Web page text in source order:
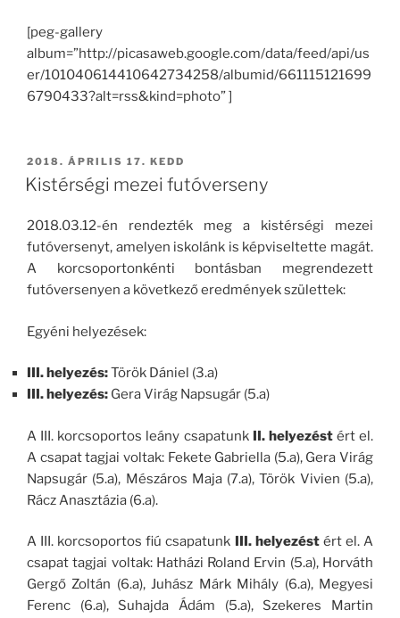
[peg-gallery
album=”http://picasaweb.google.com/data/feed/api/us
er/101040614410642734258/albumid/661115121699
6790433?alt=rss&kind=photo” ]
BEKÜLDVE:
2018. ÁPRILIS 17. KEDD
Kistérségi mezei futóverseny
2018.03.12-én rendezték meg a kistérségi mezei
futóversenyt, amelyen iskolánk is képviseltette magát.
A korcsoportonkénti bontásban megrendezett
futóversenyen a következő eredmények születtek:
Egyéni helyezések:
III. helyezés:Török Dániel (3.a)
III. helyezés: Gera Virág Napsugár (5.a)
A III. korcsoportos leány csapatunk II. helyezéstért el.
A csapat tagjai voltak: Fekete Gabriella (5.a), Gera Virág
Napsugár (5.a), Mészáros Maja (7.a), Török Vivien (5.a),
Rácz Anasztázia (6.a).
A III. korcsoportos fiú csapatunk III. helyezéstért el. A
csapat tagjai voltak: Hatházi Roland Ervin (5.a), Horváth
Gergő Zoltán (6.a), Juhász Márk Mihály (6.a), Megyesi
Ferenc (6.a), Suhajda Ádám (5.a), Szekeres Martin